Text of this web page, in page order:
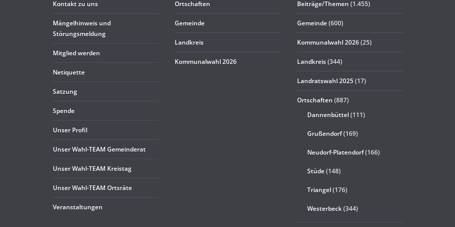
Kon­takt zu uns
Män­gel­hin­weis und
Störungsmeldung
Mit­glied werden
Neti­quette
Sat­zung
Spende
Unser Pro­fil
Unser Wahl-TEAM Gemeinderat
Unser Wahl-TEAM Kreistag
Unser Wahl-TEAM Ortsräte
Ver­an­stal­tun­gen
Ort­schaf­ten
Gemeinde
Land­kreis
Kom­mu­nal­wahl 2026
Beiträge/Themen (1.455)
Gemeinde(600)
Kommunalwahl 2026(25)
Landkreis(344)
Landratswahl 2025(17)
Ortschaften (887)
Dannenbüttel(111)
Grußendorf(169)
Neudorf-Platendorf(166)
Stüde(148)
Triangel(176)
Westerbeck(344)